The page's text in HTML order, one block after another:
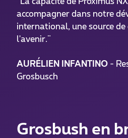
¨La capacité de Proximus
accompagner dans notre
international, une source de
l'avenir.¨
AURÉLIEN INFANTINO -
Grosbusch
Grosbush en